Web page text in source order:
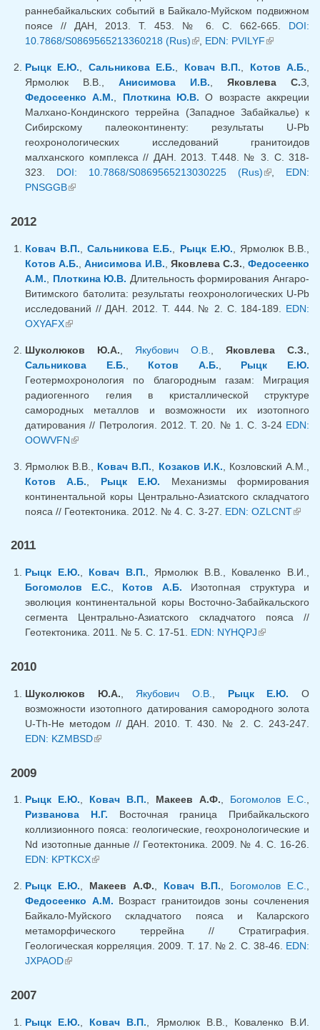
раннебайкальских событий в Байкало-Муйском подвижном
поясе // ДАН, 2013. Т. 453. № 6. С. 662-665. DOI:
10.7868/S0869565213360218 (Rus)(внешняя ссылка)
EDN: PVILYF(внешняя
Рыцк Е.Ю.
Сальникова Е.Б. Ковач В.П. Котов А.Б.
Ярмолюк В.В., Анисимова И.В. Яковлева С.З,
Федосеенко А.М.
Плоткина Ю.В. О возрасте аккреции
Малхано-Кондинского террейна (Западное Забайкалье) к
Сибирскому палеоконтиненту: результаты U-Pb
геохронологических исследований гранитоидов
малханского комплекса // ДАН. 2013. Т.448. № 3. С. 318-
323. DOI: 10.7868/S0869565213030225 (Rus)(внешняя
EDN:
PNSGGB(внешняя ссылка)
2012
Ковач В.П. ,Сальникова Е.Б. Рыцк Е.Ю. , Ярмолюк В.В.,
Котов А.Б. ,Анисимова И.В. Яковлева С.З. ,Федосеенко
А.М.
Плоткина Ю.В. Длительность формирования Ангаро-
Витимского батолита: результаты геохронологических U-Pb
исследований // ДАН. 2012. Т. 444. № 2. С. 184-189. EDN:
OXYAFX(внешняя ссылка)
Шуколюков Ю.А. Якубович О.В. Яковлева С.З.
Сальникова Е.Б.
Котов А.Б.
Рыцк Е.Ю.
Геотермохронология по благородным газам: Миграция
радиогенного гелия в кристаллической структуре
самородных металлов и возможности их изотопного
датирования // Петрология. 2012. Т. 20. № 1. С. 3-24 EDN:
OOWVFN(внешняя ссылка)
Ярмолюк В.В., Ковач В.П. Козаков И.К. , Козловский А.М.,
Котов А.Б.
Рыцк Е.Ю. Механизмы формирования
континентальной коры Центрально-Азиатского складчатого
пояса // Геотектоника. 2012. № 4. С. 3-27. EDN: OZLCNT
2011
Рыцк Е.Ю. Ковач В.П. , Ярмолюк В.В., Коваленко В.И.,
Богомолов Е.С.
Котов А.Б. Изотопная структура и
эволюция континентальной коры Восточно-Забайкальского
сегмента Центрально-Азиатского складчатого пояса //
Геотектоника. 2011. № 5. С. 17-51. EDN: NYHQPJ(внешняя
2010
Шуколюков Ю.А. Якубович О.В. Рыцк Е.Ю. О
возможности изотопного датирования самородного золота
U-Th-He методом // ДАН. 2010. Т. 430. № 2. С. 243-247.
EDN: KZMBSD(внешняя ссылка)
2009
Рыцк Е.Ю., Ковач В.П., Макеев А.Ф., Богомолов Е.С.,
Ризванова Н.Г. Восточная граница Прибайкальского
коллизионного пояса: геологические, геохронологические и
Nd изотопные данные // Геотектоника. 2009. № 4. С. 16-26.
EDN: KPTKCX(внешняя ссылка)
Рыцк Е.Ю., Макеев А.Ф., Ковач В.П., Богомолов Е.С.,
Федосеенко А.М. Возраст гранитоидов зоны сочленения
Байкало-Муйского складчатого пояса и Каларского
метаморфического террейна // Стратиграфия.
Геологическая корреляция. 2009. Т. 17. № 2. С. 38-46. EDN:
JXPAOD(внешняя ссылка)
2007
Рыцк Е.Ю. Ковач В.П. , Ярмолюк В.В., Коваленко В.И.